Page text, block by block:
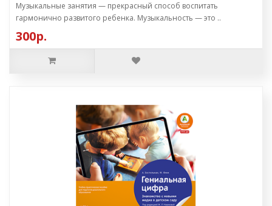
Музыкальные занятия — прекрасный способ воспитать
гармонично развитого ребенка. Музыкальность — это ..
300р.